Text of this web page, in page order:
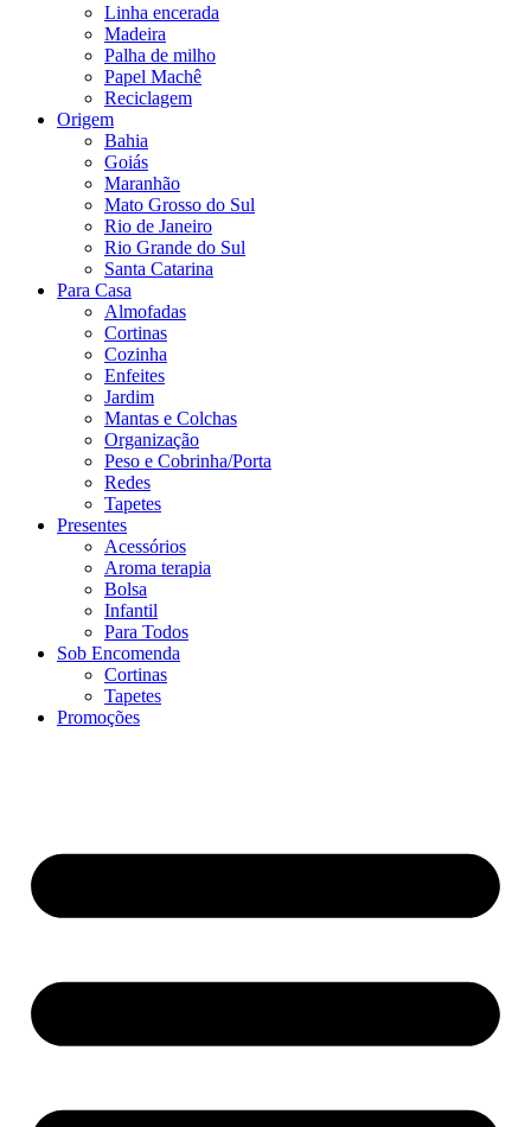
Linha encerada
Madeira
Palha de milho
Papel Machê
Reciclagem
Origem
Bahia
Goiás
Maranhão
Mato Grosso do Sul
Rio de Janeiro
Rio Grande do Sul
Santa Catarina
Para Casa
Almofadas
Cortinas
Cozinha
Enfeites
Jardim
Mantas e Colchas
Organização
Peso e Cobrinha/Porta
Redes
Tapetes
Presentes
Acessórios
Aroma terapia
Bolsa
Infantil
Para Todos
Sob Encomenda
Cortinas
Tapetes
Promoções